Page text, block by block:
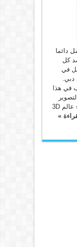
دائما
كل
في
دبي.
في هذا
بالتصوير
باستمرار كل شيء من حولها، وبناء عالم 3D
»